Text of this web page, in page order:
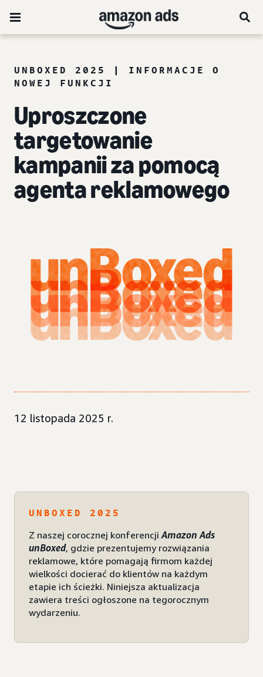
UNBOXED 2025 | INFORMACJE O
NOWEJ FUNKCJI
Uproszczone
targetowanie
kampanii za pomocą
agenta reklamowego
12 listopada 2025 r.
UNBOXED 2025
Z naszej corocznej konferencjiAmazon Ads
unBoxed, gdzie prezentujemy rozwiązania
reklamowe, które pomagają firmom każdej
wielkości docierać do klientów na każdym
etapie ich ścieżki. Niniejsza aktualizacja
zawiera treści ogłoszone na tegorocznym
wydarzeniu.